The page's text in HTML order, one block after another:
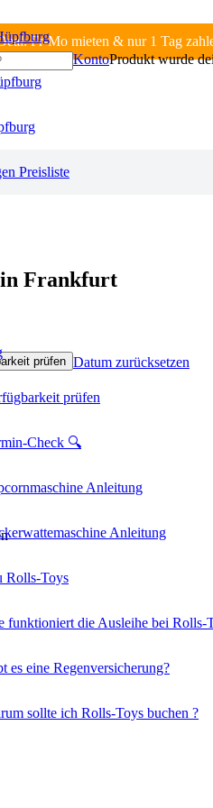
Fr-Mo mieten & nur 1 Tag
KontoProduktwurde
Preisliste
prüfen
Check 🔍
Anleitung
Anleitung
Rolls-Toys
funktioniert die Ausleihe bei Rolls-
es eine Regenversicherung?
sollte ich Rolls-Toys buchen ?
Frankfurt
prüfen Datum zurücksetzen